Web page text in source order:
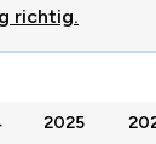
richtig.
2025